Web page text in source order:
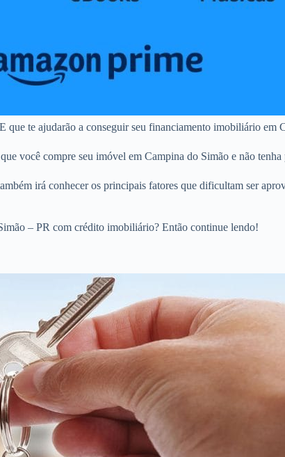
que te ajudarão a conseguir seu financiamento imobiliário
você compre seu imóvel em Campina do Simão e não
irá conhecer os principais fatores que dificultam ser
– PR com crédito imobiliário? Então continue lendo!